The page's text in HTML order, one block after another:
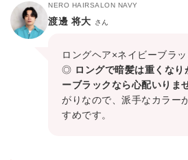
NERO HAIRSALON NAVY
渡邊 将大 さん
ロングヘア×ネイビーブラ
◎ ロングで暗髪は重くな
ーブラックなら心配いりま
がりなので、派手なカラー
すめです。